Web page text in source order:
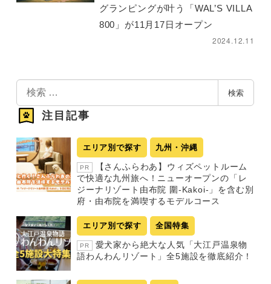
グランピングが叶う「WAL’S VILLA
800」が11月17日オープン
2024.12.11
索
検索
注目記事
エリア別で探す 九州・沖縄
PR
【さんふらわあ】ウィズペットルーム
で快適な九州旅へ！ニューオープンの「レ
ジーナリゾート由布院 圍-Kakoi-」を含む別
府・由布院を満喫するモデルコース
エリア別で探す 全国特集
PR
愛犬家から絶大な人気「大江戸温泉物
語わんわんリゾート」全5施設を徹底紹介！